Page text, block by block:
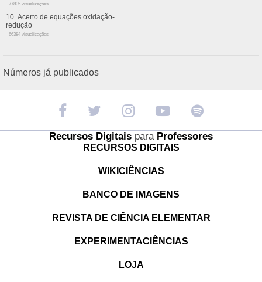
77805 visualizações
Acerto de equações oxidação-
redução
66384 visualizações
Números já publicados
Recursos Digitais paraProfessores
RECURSOS DIGITAIS
WIKICIÊNCIAS
BANCO DE IMAGENS
REVISTA DE CIÊNCIA ELEMENTAR
EXPERIMENTACIÊNCIAS
LOJA